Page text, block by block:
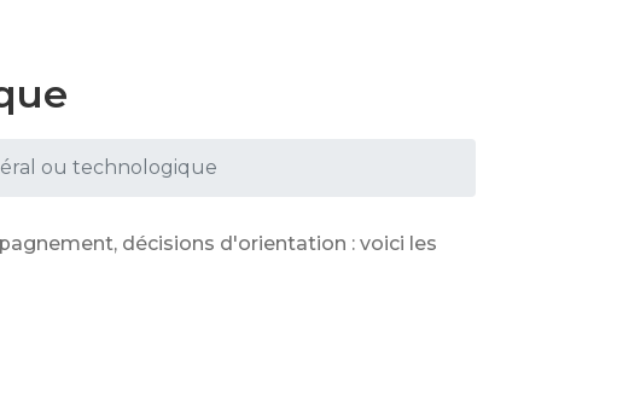
ou technologique
décisions d'orientation : voici les